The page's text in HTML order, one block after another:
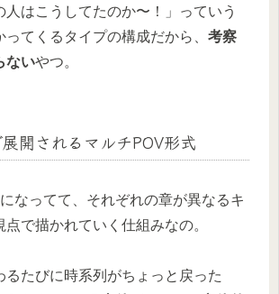
人はこうしてたのか〜！」っていう
てくるタイプの構成だから、 考察
ないやつ。
開されるマルチPOV形式
になってて、それぞれの章が異なるキ
点で描かれていく仕組みなの。
るたびに時系列がちょっと戻った